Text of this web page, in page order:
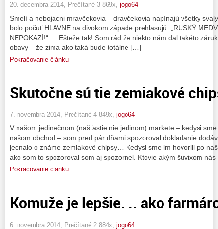
20. decembra 2014, Prečítané 3 869x, jogo64
Smelí a nebojácni mravčekovia – dravčekovia napínajú všetky
bolo počuť HLAVNE na divokom západe prehlasujú: „RUSKÝ
NEPOKAZÍ!“ … Ešteže tak! Som rád že niekto nám dal takéto
obavy – že zima ako taká bude totálne […]
Pokračovanie článku
Skutočne sú tie zemiakové
7. novembra 2014, Prečítané 4 849x, jogo64
V našom jedinečnom (našťastie nie jedinom) markete – kedysi
našom obchod – som pred pár dňami spozoroval dokladanie
jednalo o známe zemiakové chipsy… Kedysi sme im hovorili po
ako som to spozoroval som aj spozornel. Ktovie akým šuvixom
Pokračovanie článku
Komuže je lepšie. .. ako
6. novembra 2014, Prečítané 2 884x, jogo64